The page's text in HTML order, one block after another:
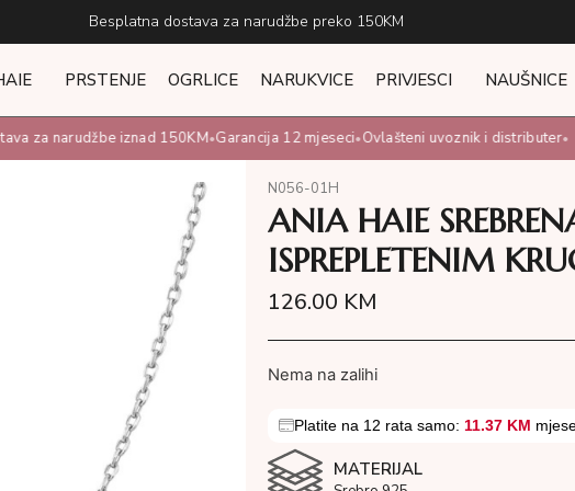
Besplatna dostava za narudžbe preko 150KM
PRSTENJE OGRLICE NARUKVICE PRIVJESCI NAUŠNICE
za narudžbe iznad 150KM•Garancija 12 mjeseci•Ovlašteni uvoznik i distributer•
N056-01H
ANIA HAIE
ISPREPLETENIM
126.00 KM
Nema na zalihi
Platite na 12 rata samo: 11.37 KM
MATERIJAL